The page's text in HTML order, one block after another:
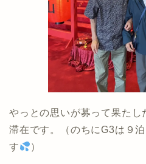
やっとの思いが募って果たし
滞在です。（のちにG3は９
す
）